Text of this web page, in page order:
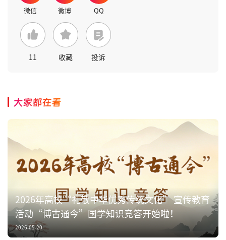
11 收藏 投诉
大家都在看
2026年高校“礼敬中华优秀传统文化” 宣传教育
活动“博古通今”国学知识竞答开始啦！
2026-05-20